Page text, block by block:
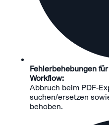
Fehlerbehebungen
Workflow:
Abbruch beim PDF-
suchen/ersetzen
behoben.